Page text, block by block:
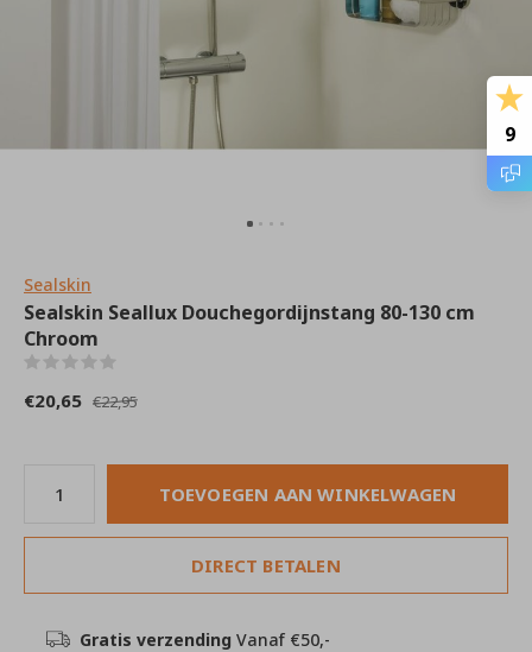
Sealskin
Sealskin Seallux Douchegordijnstang 80-130 cm
Chroom
€20,65 €22,95
TOEVOEGEN AAN WINKELWAGEN
DIRECT BETALEN
Gratis verzending Vanaf €50,-
9